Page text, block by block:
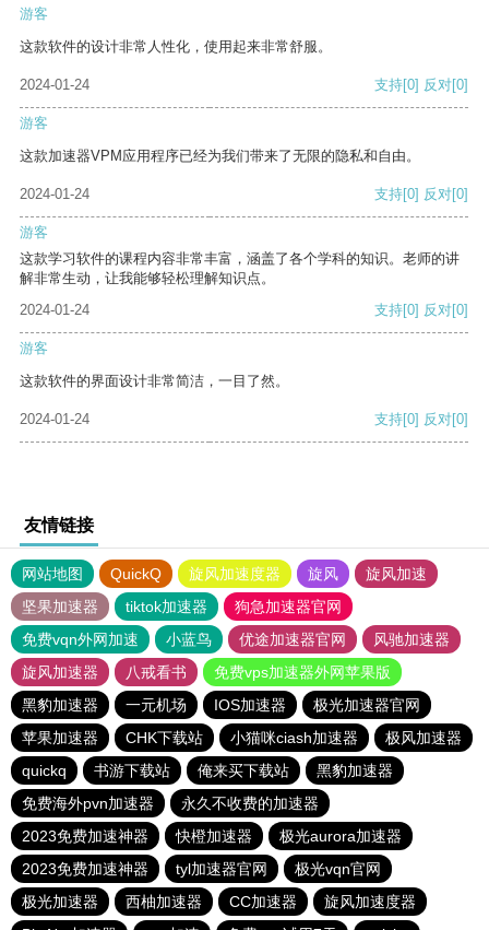
游客
这款软件的设计非常人性化，使用起来非常舒服。
2024-01-24 支持[0] 反对[0]
游客
这款加速器VPM应用程序已经为我们带来了无限的隐私和自由。
2024-01-24 支持[0] 反对[0]
游客
这款学习软件的课程内容非常丰富，涵盖了各个学科的知识。老师的讲
解非常生动，让我能够轻松理解知识点。
2024-01-24
支持[0] 反对[0]
游客
这款软件的界面设计非常简洁，一目了然。
2024-01-24 支持[0] 反对[0]
友情链接
网站地图 QuickQ 旋风加速度器 旋风
旋风加速
坚果加速器
tiktok加速器
狗急加速器官网
免费vqn外网加速
小蓝鸟 优途加速器官网
风驰加速器
旋风加速器
八戒看书
免费vps加速器外网苹果版
黑豹加速器
一元机场 IOS加速器
极光加速器官网
苹果加速器
CHK下载站 小猫咪ciash加速器
极风加速器
quickq
书游下载站 俺来买下载站
黑豹加速器
免费海外pvn加速器
永久不收费的加速器
2023免费加速神器
快橙加速器
极光aurora加速器
2023免费加速神器
tyl加速器官网
极光vqn官网
极光加速器
西柚加速器 CC加速器
旋风加速度器